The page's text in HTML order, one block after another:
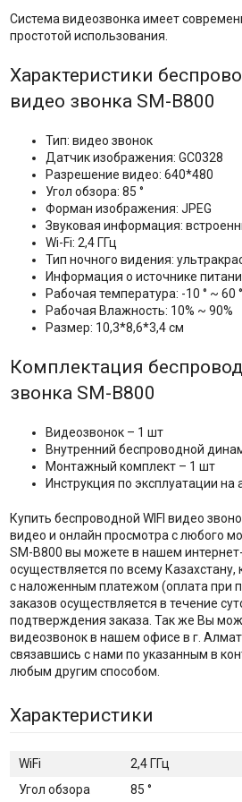
Система видеозвонка имеет
простотой использования.
Характеристики
видео звонка SM-B800
Тип: видео звонок
Датчик изображения: GC0328
Разрешение видео: 640*480
Угол обзора: 85 °
Форман изображения: JPEG
Звуковая информация:
Wi-Fi: 2,4 ГГц
Тип ночного видения:
Информация о источнике
Рабочая температура: -10 ° ~ 60 °
Рабочая Влажность: 10% ~ 90%
Размер: 10,3*8,6*3,4 см
Комплектация
звонка SM-B800
Видеозвонок – 1 шт
Внутренний беспроводной
Монтажный комплект – 1 шт
Инструкция по эксплуатации
Купить беспроводной WIFI видео
видео и онлайн просмотра с любого
SM-B800 вы можете в нашем
осуществляется по всему Казахстану,
с наложенным платежом (оплата при
заказов осуществляется в течение
подтверждения заказа. Так же Вы
видеозвонок в нашем офисе в г.
связавшись с нами по указанным в
любым другим способом.
Характеристики
WiFi
2,4 ГГц
Угол обзора
85 °